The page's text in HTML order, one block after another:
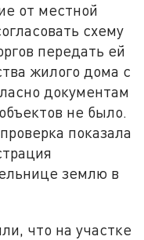
от местной
схему
передать ей
жилого дома с
документам
не было.
показала
землю в
что на участке